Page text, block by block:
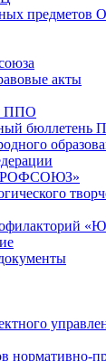
предметов
акты
ППО
бюллетень
нормативно-